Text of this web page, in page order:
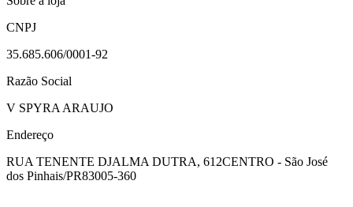
CNPJ
35.685.606/0001-92
Razão Social
V SPYRA ARAUJO
Endereço
RUA TENENTE DJALMA DUTRA, 612CENTRO - São José
dos Pinhais/PR83005-360